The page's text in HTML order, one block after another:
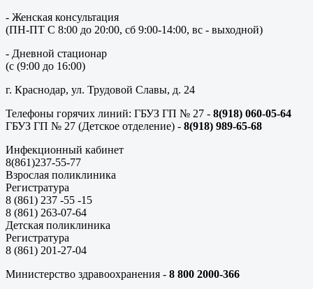
- Женская консультация
(ПН-ПТ С 8:00 до 20:00, сб 9:00-14:00, вс - выходной)
- Дневной стационар
(с (9:00 до 16:00)
г. Краснодар, ул. Трудовой Славы, д. 24
Телефоны горячих линий: ГБУЗ ГП № 27 - 8(918) 060-05-64
ГБУЗ ГП № 27 (Детское отделение) - 8(918) 989-65-68
Инфекционный кабинет
8(861)237-55-77
Взрослая поликлиника
Регистратура
8 (861) 237 -55 -15
8 (861) 263-07-64
Детская поликлиника
Регистратура
8 (861) 201-27-04
Министерство здравоохранения - 8 800 2000-366